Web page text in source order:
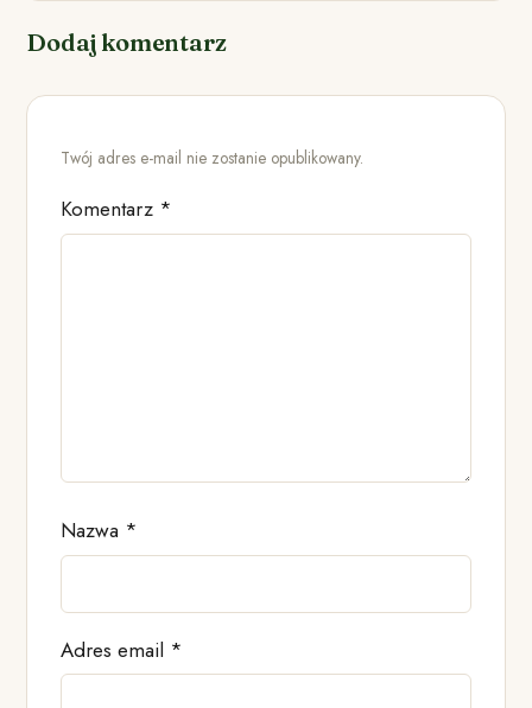
Dodaj komentarz
Twój adres e-mail nie zostanie opublikowany.
Komentarz *
Nazwa *
Adres email *